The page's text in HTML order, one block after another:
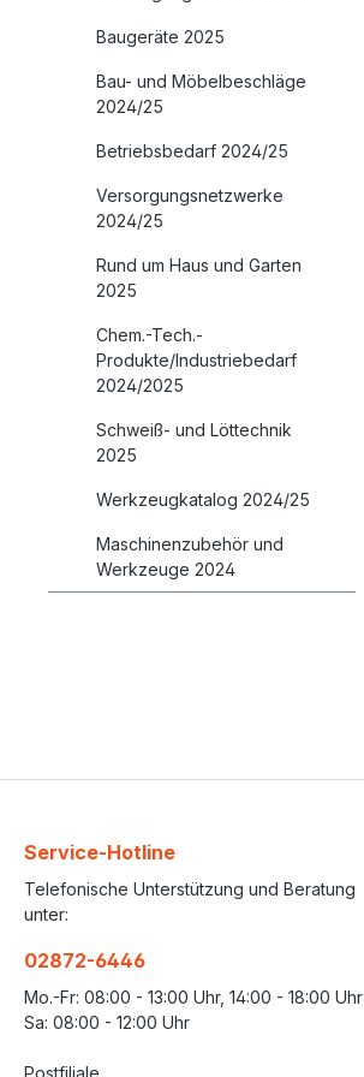
Baugeräte 2025
Bau- und Möbelbeschläge
2024/25
Betriebsbedarf 2024/25
Versorgungsnetzwerke
2024/25
Rund um Haus und Garten
2025
Chem.-Tech.-
Produkte/Industriebedarf
2024/2025
Schweiß- und Löttechnik
2025
Werkzeugkatalog 2024/25
Maschinenzubehör und
Werkzeuge 2024
Service-Hotline
Telefonische Unterstützung und Beratung
unter:
02872-6446
Mo.-Fr: 08:00 - 13:00 Uhr, 14:00 - 18:00 Uhr
Sa: 08:00 - 12:00 Uhr
Postfiliale